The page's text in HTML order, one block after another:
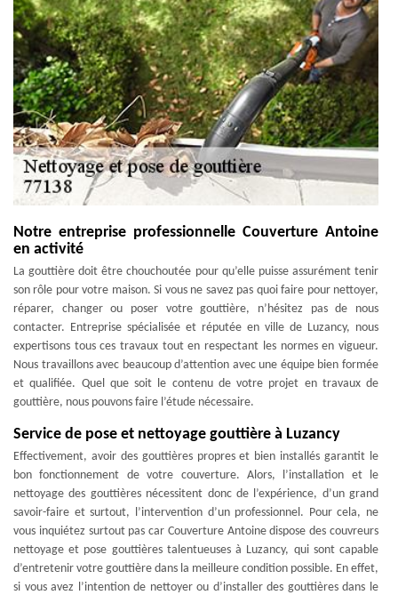
Notre entreprise professionnelle Couverture Antoine
en activité
La gouttière doit être chouchoutée pour qu’elle puisse assurément tenir
son rôle pour votre maison. Si vous ne savez pas quoi faire pour nettoyer,
réparer, changer ou poser votre gouttière, n’hésitez pas de nous
contacter. Entreprise spécialisée et réputée en ville de Luzancy, nous
expertisons tous ces travaux tout en respectant les normes en vigueur.
Nous travaillons avec beaucoup d’attention avec une équipe bien formée
et qualifiée. Quel que soit le contenu de votre projet en travaux de
gouttière, nous pouvons faire l’étude nécessaire.
Service de pose et nettoyage gouttière à Luzancy
Effectivement, avoir des gouttières propres et bien installés garantit le
bon fonctionnement de votre couverture. Alors, l’installation et le
nettoyage des gouttières nécessitent donc de l’expérience, d’un grand
savoir-faire et surtout, l’intervention d’un professionnel. Pour cela, ne
vous inquiétez surtout pas car Couverture Antoine dispose des couvreurs
nettoyage et pose gouttières talentueuses à Luzancy, qui sont capable
d’entretenir votre gouttière dans la meilleure condition possible. En effet,
si vous avez l’intention de nettoyer ou d’installer des gouttières dans le